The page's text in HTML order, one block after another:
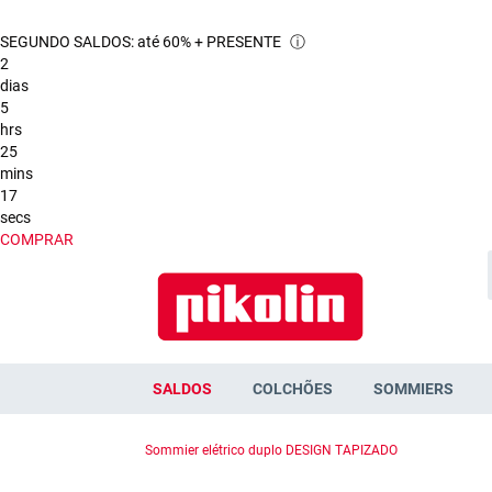
SEGUNDO SALDOS: até 60% + PRESENTE ⓘ
2
dias
5
hrs
25
mins
15
secs
COMPRAR
SALDOS COLCHÕES SOMMIERS
Sommier elétrico duplo DESIGN TAPIZADO